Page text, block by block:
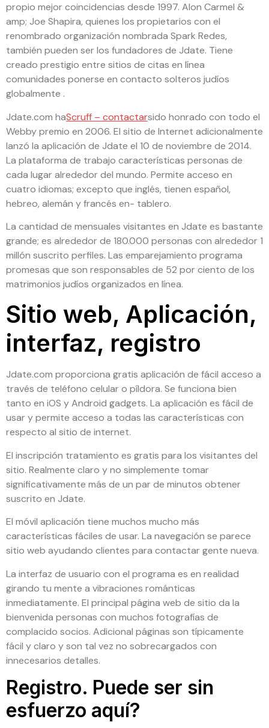
propio mejor coincidencias desde 1997. Alon Carmel &
amp; Joe Shapira, quienes los propietarios con el
renombrado organización nombrada Spark Redes,
también pueden ser los fundadores de Jdate. Tiene
creado prestigio entre sitios de citas en línea
comunidades ponerse en contacto solteros judíos
globalmente .
Jdate.com haScruff – contactarsido honrado con todo el
Webby premio en 2006. El sitio de Internet adicionalmente
lanzó la aplicación de Jdate el 10 de noviembre de 2014.
La plataforma de trabajo características personas de
cada lugar alrededor del mundo. Permite acceso en
cuatro idiomas; excepto que inglés, tienen español,
hebreo, alemán y francés en- tablero.
La cantidad de mensuales visitantes en Jdate es bastante
grande; es alrededor de 180.000 personas con alrededor 1
millón suscrito perfiles. Las emparejamiento programa
promesas que son responsables de 52 por ciento de los
matrimonios judíos organizados en línea.
Sitio web, Aplicación,
interfaz, registro
Jdate.com proporciona gratis aplicación de fácil acceso a
través de teléfono celular o píldora. Se funciona bien
tanto en iOS y Android gadgets. La aplicación es fácil de
usar y permite acceso a todas las características con
respecto al sitio de internet.
El inscripción tratamiento es gratis para los visitantes del
sitio. Realmente claro y no simplemente tomar
significativamente más de un par de minutos obtener
suscrito en Jdate.
El móvil aplicación tiene muchos mucho más
características fáciles de usar. La navegación se parece
sitio web ayudando clientes para contactar gente nueva.
La interfaz de usuario con el programa es en realidad
girando tu mente a vibraciones románticas
inmediatamente. El principal página web de sitio da la
bienvenida personas con muchos fotografías de
complacido socios. Adicional páginas son típicamente
fácil y claro y son tal vez no sobrecargados con
innecesarios detalles.
Registro. Puede ser sin
esfuerzo aquí?